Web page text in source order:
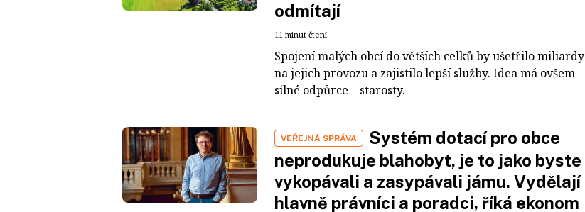
odmítají
11 minut čtení
Spojení malých obcí do větších celků by ušetřilo miliardy
na jejich provozu a zajistilo lepší služby. Idea má ovšem
silné odpůrce – starosty.
VEŘEJNÁ SPRÁVA
Systém dotací pro obce
neprodukuje blahobyt, je to jako byste
vykopávali a zasypávali jámu. Vydělají
hlavně právníci a poradci, říká ekonom